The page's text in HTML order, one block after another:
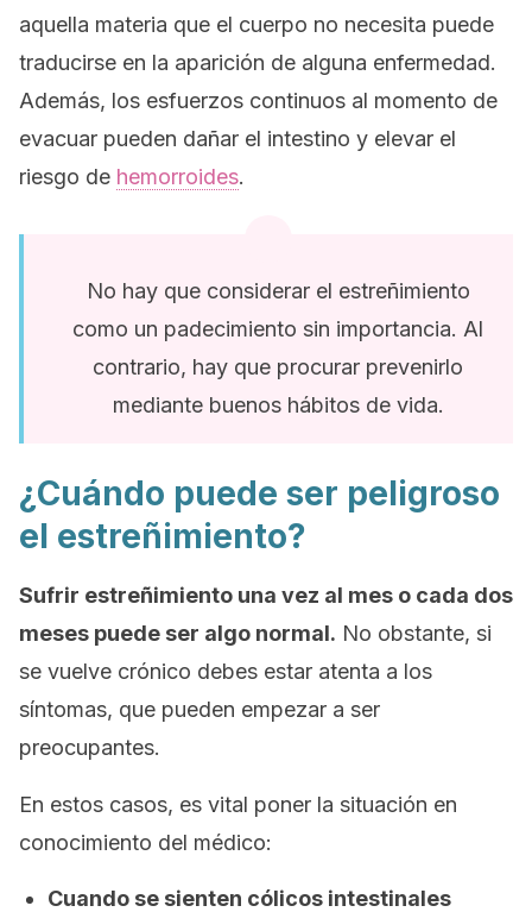
aquella materia que el cuerpo no necesita puede
traducirse en la aparición de alguna enfermedad.
Además, los esfuerzos continuos al momento de
evacuar pueden dañar el intestino y elevar el
riesgo de hemorroides.
No hay que considerar el estreñimiento
como un padecimiento sin importancia. Al
contrario, hay que procurar prevenirlo
mediante buenos hábitos de vida.
¿Cuándo puede ser peligroso
el estreñimiento?
Sufrir estreñimiento una vez al mes o cada dos
meses puede ser algo normal. No obstante, si
se vuelve crónico debes estar atenta a los
síntomas, que pueden empezar a ser
preocupantes.
En estos casos, es vital poner la situación en
conocimiento del médico:
Cuando se sienten cólicos intestinales